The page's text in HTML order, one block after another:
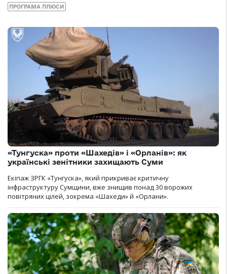
ПРОГРАМА ПЛЮСИ
«Тунгуска» проти «Шахедів» і «Орланів»: як
українські зенітники захищають Суми
Екіпаж ЗРГК «Тунгуска», який прикриває критичну
інфраструктуру Сумщини, вже знищив понад 30 ворожих
повітряних цілей, зокрема «Шахеди» й «Орлани».